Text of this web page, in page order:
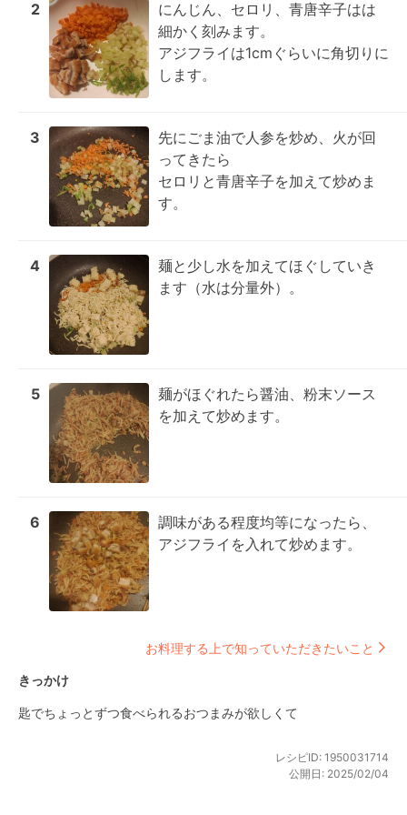
2
にんじん、セロリ、青唐辛子はは
細かく刻みます。
アジフライは1cmぐらいに角切りに
します。
3
先にごま油で人参を炒め、火が回
ってきたら
セロリと青唐辛子を加えて炒めま
す。
4
麺と少し水を加えてほぐしていき
ます（水は分量外）。
5
麺がほぐれたら醤油、粉末ソース
を加えて炒めます。
6
調味がある程度均等になったら、
アジフライを入れて炒めます。
お料理する上で知っていただきたいこと
きっかけ
匙でちょっとずつ食べられるおつまみが欲しくて
レシピID: 1950031714
公開日: 2025/02/04